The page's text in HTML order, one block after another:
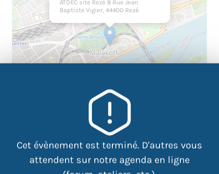
Cet évènement est terminé. D'autres vous
attendent sur notre agenda en ligne
ATDEC site Rezé 8 Rue Jean
Baptiste Vigier, 44400 Rezé
OpenStreetMap